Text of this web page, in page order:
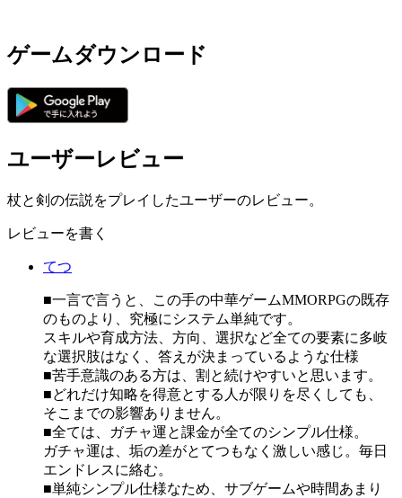
ゲームダウンロード
ユーザーレビュー
杖と剣の伝説をプレイしたユーザーのレビュー。
レビューを書く
てつ
■一言で言うと、この手の中華ゲームMMORPGの既存
のものより、究極にシステム単純です。
スキルや育成方法、方向、選択など全ての要素に多岐
な選択肢はなく、答えが決まっているような仕様
■苦手意識のある方は、割と続けやすいと思います。
■どれだけ知略を得意とする人が限りを尽くしても、
そこまでの影響ありません。
■全ては、ガチャ運と課金が全てのシンプル仕様。
ガチャ運は、垢の差がとてつもなく激しい感じ。毎日
エンドレスに絡む。
■単純シンプル仕様なため、サブゲームや時間あまり